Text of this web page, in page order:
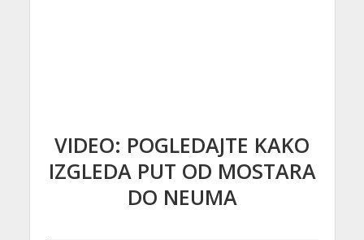
VIDEO: POGLEDAJTE KAKO
IZGLEDA PUT OD MOSTARA
DO NEUMA